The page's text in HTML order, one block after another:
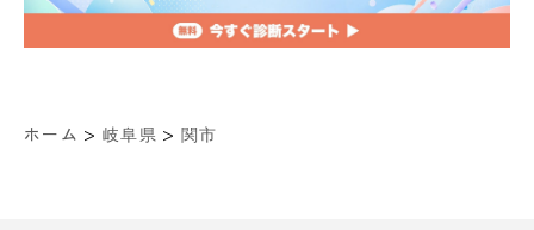
ホーム > 岐阜県 > 関市